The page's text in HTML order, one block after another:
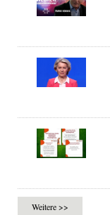
Weitere >>